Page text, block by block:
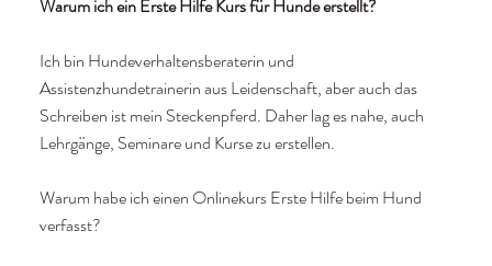
Warum ich ein Erste Hilfe Kurs für Hunde erstellt?
Ich bin Hundeverhaltensberaterin und
Assistenzhundetrainerin aus Leidenschaft, aber auch das
Schreiben ist mein Steckenpferd. Daher lag es nahe, auch
Lehrgänge, Seminare und Kurse zu erstellen.
Warum habe ich einen Onlinekurs Erste Hilfe beim Hund
verfasst?